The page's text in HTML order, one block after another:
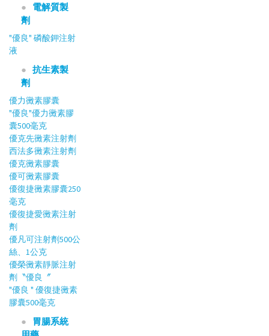
電解質製
劑
"優良" 磷酸鉀注射
液
抗生素製
劑
優力黴素膠囊
"優良"優力黴素膠
囊500毫克
優克先黴素注射劑
西法多黴素注射劑
優克黴素膠囊
優可黴素膠囊
優復捷黴素膠囊250
毫克
優復捷愛黴素注射
劑
優凡可注射劑500公
絲、1公克
優榮黴素靜脈注射
劑〝優良〞
"優良 " 優復捷黴素
膠囊500毫克
胃腸系統